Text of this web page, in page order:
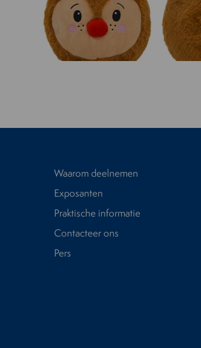
Waarom deelnemen
Exposanten
Praktische informatie
Contacteer ons
Pers